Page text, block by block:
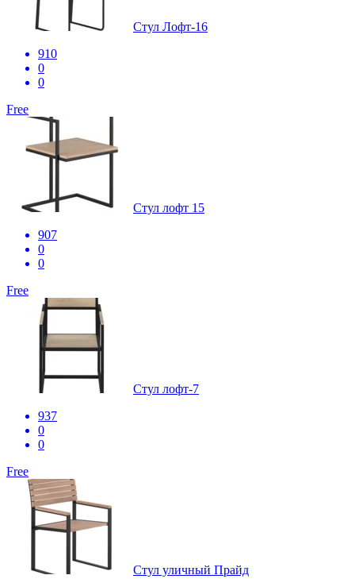
Стул Лофт-16
910
0
0
Free
Стул лофт 15
907
0
0
Free
Стул лофт-7
937
0
0
Free
Стул уличный Прайд